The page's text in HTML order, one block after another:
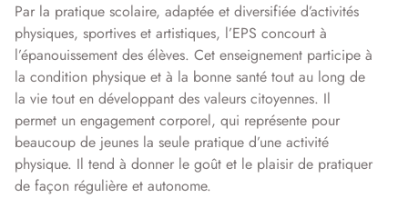
Par la pratique scolaire, adaptée et diversifiée d’activités
physiques, sportives et artistiques, l’EPS concourt à
l’épanouissement des élèves. Cet enseignement participe à
la condition physique et à la bonne santé tout au long de
la vie tout en développant des valeurs citoyennes. Il
permet un engagement corporel, qui représente pour
beaucoup de jeunes la seule pratique d’une activité
physique. Il tend à donner le goût et le plaisir de pratiquer
de façon régulière et autonome.